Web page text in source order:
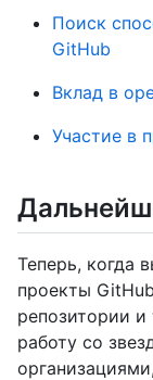
Поиск
GitHub
Вклад в
Участие в
Теперь, когда
проекты
репозитории
работу со